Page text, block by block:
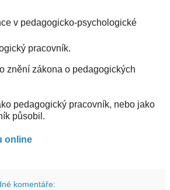
v pedagogicko-psychologické
pracovník.
znění zákona o pedagogických
pedagogický pracovník, nebo jako
působil.
online
komentáře: